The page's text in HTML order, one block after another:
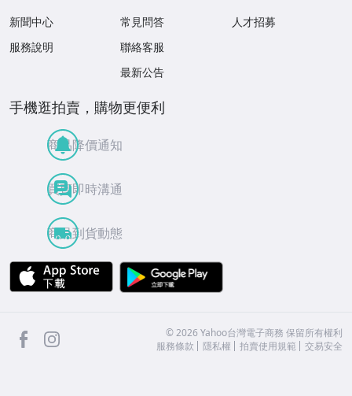
新聞中心
服務說明
常見問答
聯絡客服
最新公告
人才招募
手機逛拍賣，購物更便利
商品降價通知
買賣即時溝通
商品到貨動態
APP Store
facebook ©2026 Yahoo台灣電子商務 保留所有權利
服務條款
隱私權 拍賣使用規範 交易安全